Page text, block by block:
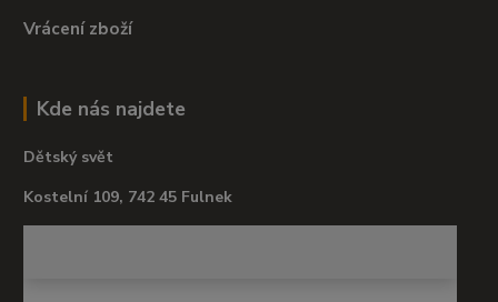
Vrácení zboží
Kde nás najdete
Dětský svět
Kostelní 109, 742 45 Fulnek